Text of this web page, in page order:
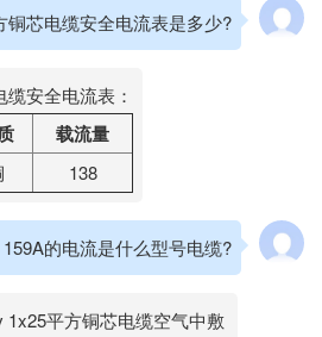
铜芯电缆安全电流表是多少?
安全电流表：
载流量
138
159A的电流是什么型号电缆?
1x25平方铜芯电缆空气中敷